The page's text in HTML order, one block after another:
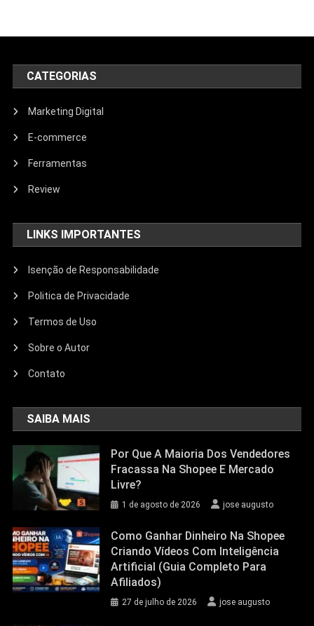
CATEGORIAS
Marketing Digital
E-commerce
Ferramentas
Review
LINKS IMPORTANTES
Isenção de Responsabilidade
Politica de Privacidade
Termos de Uso
Sobre o Autor
Contato
SAIBA MAIS
Por Que A Maioria Dos Vendedores
Fracassa Na Shopee E Mercado
Livre?
1 de agosto de 2026 jose augusto
Como Ganhar Dinheiro Na Shopee
Criando Vídeos Com Inteligência
Artificial (Guia Completo Para
Afiliados)
27 de julho de 2026 jose augusto